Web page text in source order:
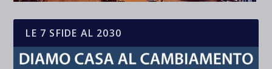
LE 7 SFIDE AL 2030